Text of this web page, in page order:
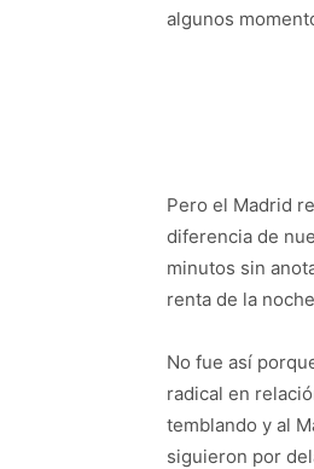
algunos
Pero el Madrid
diferencia de
minutos sin
renta de la
No fue así
radical en
temblando y al
siguieron por